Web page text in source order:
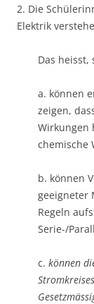
2. Die
Elektrik
Das heisst,
a. können
zeigen,
Wirkungen
chemische
b. können
geeigneter
Regeln
Serie-/
c. können